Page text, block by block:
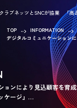
クラブネッツとSNCが協業 「高
TOP
INFORMATION
デジタルコミュニケーション
ョンにより見込顧客を育
ケージ』…